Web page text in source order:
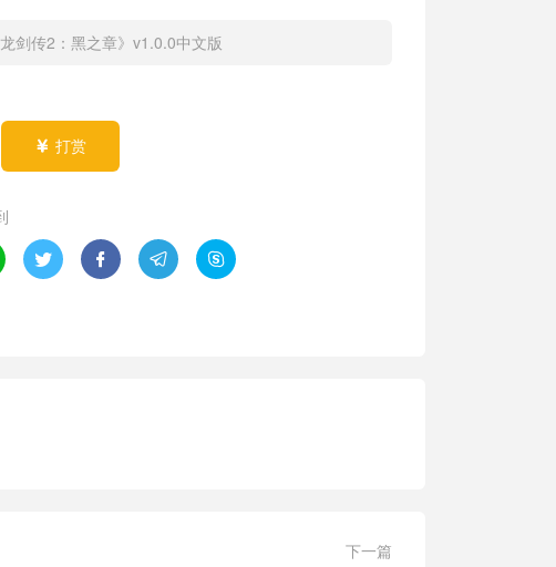
龙剑传2：黑之章》v1.0.0中文版
 打赏
   
下一篇